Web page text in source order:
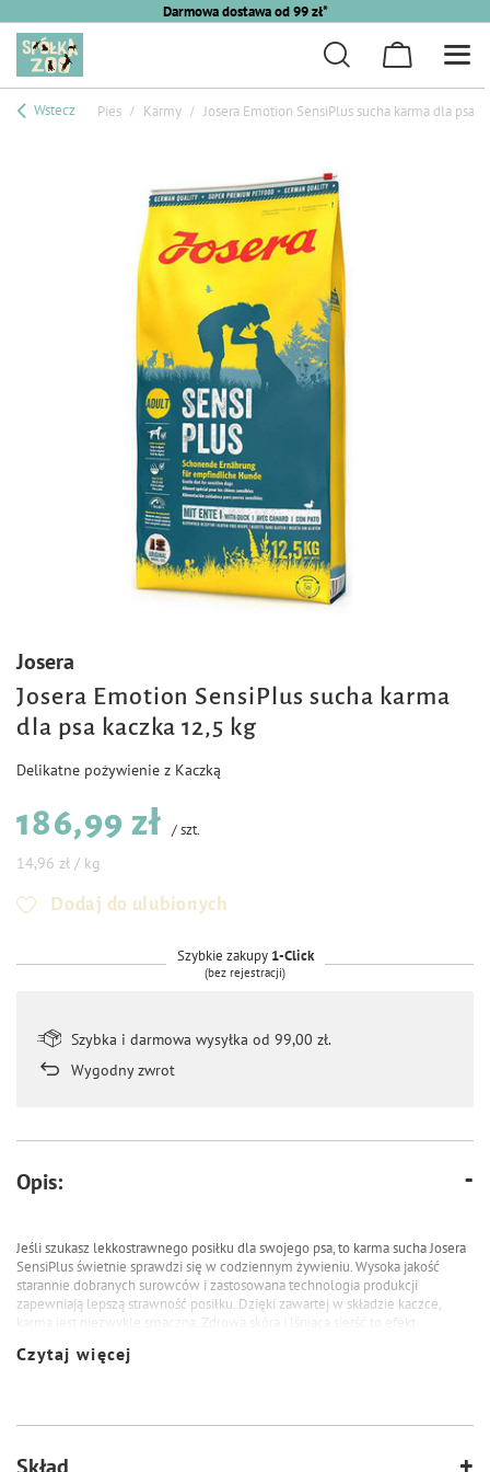
Darmowa dostawa od 99 zł*
Wstecz Pies Karmy Josera Emotion SensiPlus sucha karma dla psa
Josera
Josera Emotion SensiPlus sucha karma
dla psa kaczka 12,5 kg
Delikatne pożywienie z Kaczką
186,99 zł /szt.
14,96 zł / kg
Dodaj do ulubionych
Szybkie zakupy 1-Click
(bez rejestracji)
Szybka i darmowa wysyłka od 99,00 zł.
Wygodny zwrot
Opis:
Jeśli szukasz lekkostrawnego posiłku dla swojego psa, to karma sucha Josera
SensiPlus świetnie sprawdzi się w codziennym żywieniu. Wysoka jakość
starannie dobranych surowców i zastosowana technologia produkcji
zapewniają lepszą strawność posiłku. Dzięki zawartej w składzie kaczce,
karma jest niezwykle smaczna. Zdrowa skóra i lśniąca sierść to efekt
je witamina E, biotyna, metionina oraz najlepiej przyswajalne formy cynku i
Produkowane w Niemczech w kontrolowanych warunkach
Czytaj więcej